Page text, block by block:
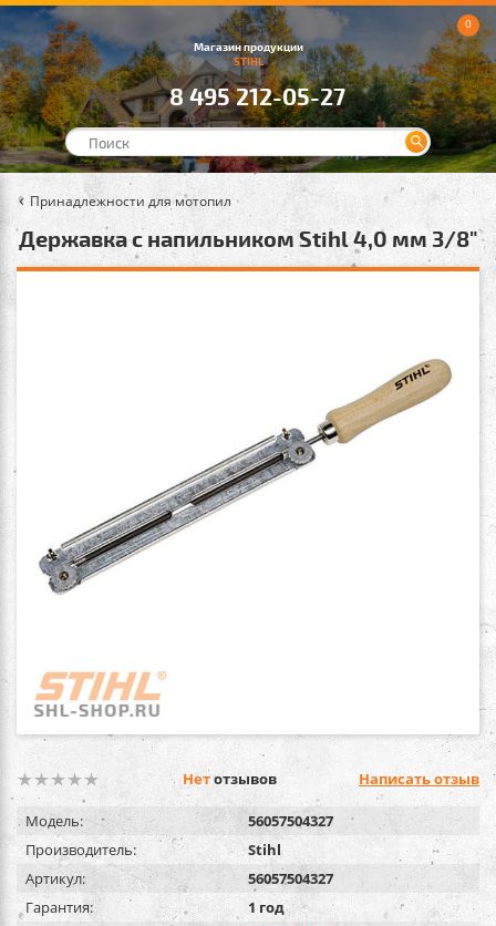
Магазин продукции
STIHL
8 495 212-05-27
0
Принадлежности для мотопил
Державка с напильником Stihl 4,0 мм 3/8"
Нетотзывов Написать отзыв
Модель:
56057504327
Производитель:
Stihl
Артикул:
56057504327
Гарантия:
1 год